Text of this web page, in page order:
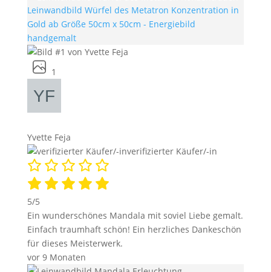
Leinwandbild Würfel des Metatron Konzentration in
Gold ab Größe 50cm x 50cm - Energiebild
handgemalt
1
Yvette Feja
verifizierter Käufer/-in
5/5
Ein wunderschönes Mandala mit soviel Liebe gemalt.
Einfach traumhaft schön! Ein herzliches Dankeschön
für dieses Meisterwerk.
vor 9 Monaten